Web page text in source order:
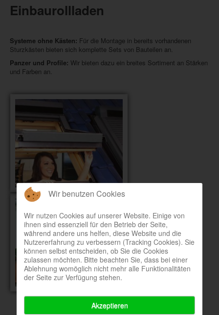
Einbaurollladen
Systeme ohne Kästen: Für die Montage in bereits vorhandenen
Sturzkästen bieten sich komplette Sets von Bauteilen an.
Panzer und Profile: Wir bieten dazu ein breites Sortiment an Stärken
und Farben an.
Wir benutzen Cookies
Wir nutzen Cookies auf unserer Website. Einige von
ihnen sind essenziell für den Betrieb der Seite,
während andere uns helfen, diese Website und die
Nutzererfahrung zu verbessern (Tracking Cookies). Sie
können selbst entscheiden, ob Sie die Cookies
zulassen möchten. Bitte beachten Sie, dass bei einer
Ablehnung womöglich nicht mehr alle Funktionalitäten
der Seite zur Verfügung stehen.
Akzeptieren